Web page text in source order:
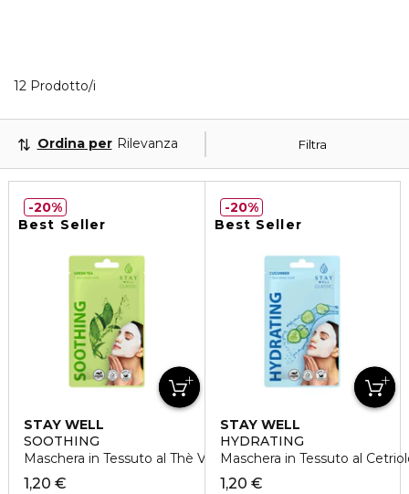
12 Prodotto/i
Filtra
Ordina per Rilevanza
Best Seller
STAY WELL
SOOTHING
Maschera in Tessuto al Thè Verde
1,20 €
20%
Best Seller
STAY WELL
HYDRATING
Maschera in Tessuto al
1,20 €
20%